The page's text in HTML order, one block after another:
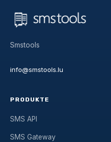
Smstools
info@smstools.lu
PRODUKTE
SMS API
SMS Gateway